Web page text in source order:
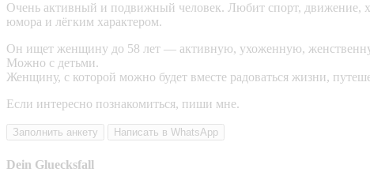
Очень активный и подвижный человек. Любит спорт, движение,
юмора и лёгким характером.
Он ищет женщину до 58 лет — активную, ухоженную,
Можно с детьми.
Женщину, с которой можно будет вместе радоваться жизни,
Если интересно познакомиться, пиши мне.
Заполнить анкету Написать в WhatsApp
Dein Gluecksfall